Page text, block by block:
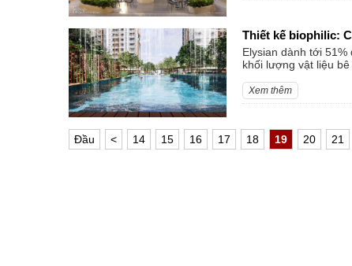
Thiết kế biophilic:
Elysian dành tới
khối lượng vật liệu
Xem thêm
Ðầu < 14 15 16 17 18 19 20 21